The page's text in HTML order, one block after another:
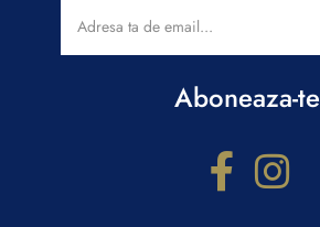
Aboneaza-te